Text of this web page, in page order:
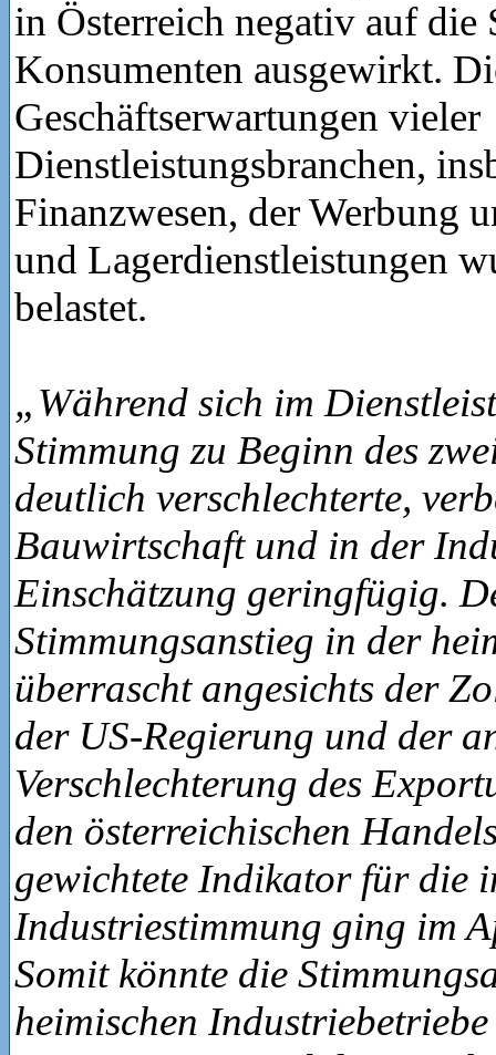
in Österreich negativ auf die
Konsumenten ausgewirkt.
Geschäftserwartungen vieler
Dienstleistungsbranchen,
Finanzwesen, der Werbung
und Lagerdienstleistungen
belastet.
„Während sich im
Stimmung zu Beginn des
deutlich verschlechterte,
Bauwirtschaft und in der
Einschätzung geringfügig.
Stimmungsanstieg in der
überrascht angesichts der
der US-Regierung und der
Verschlechterung des
den österreichischen
gewichtete Indikator für die
Industriestimmung ging im
Somit könnte die
heimischen